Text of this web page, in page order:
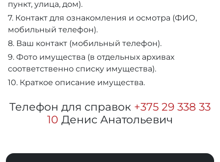
пункт, улица, дом).
7. Контакт для ознакомления и осмотра (ФИО,
мобильный телефон).
8. Ваш контакт (мобильный телефон).
9. Фото имущества (в отдельных архивах
соответственно списку имущества).
10. Краткое описание имущества.
Телефон для справок +375 29 338 33
10 Денис Анатольевич